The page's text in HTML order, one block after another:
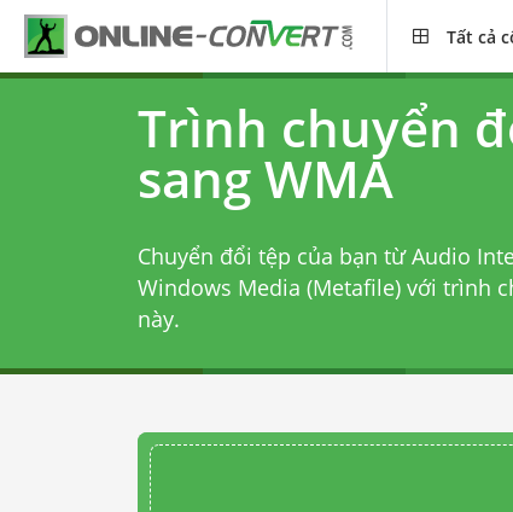
Tất cả
Trình chuyển
sang WMA
Chuyển đổi tệp của bạn từ Audio
Windows Media (Metafile) với trình
này.